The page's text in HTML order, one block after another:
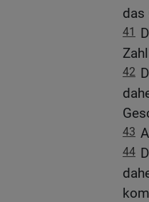
das
41
42
43
44